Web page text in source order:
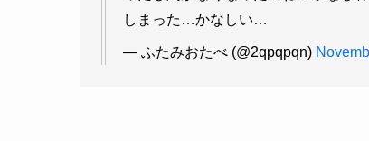
しまった…かなしい…
— ふたみおたべ (@2qpqpqn)